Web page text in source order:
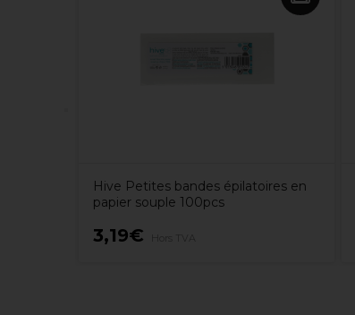
Hive Petites bandes épilatoires en
papier souple 100pcs
3,19€